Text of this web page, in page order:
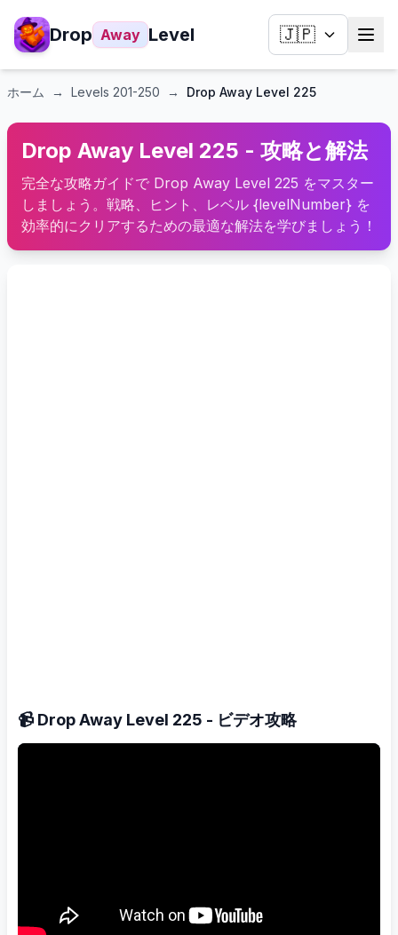
Drop Away Level 🇯🇵
ホーム → Levels 201-250 → Drop Away Level 225
Drop Away Level 225 - 攻略と解法
完全な攻略ガイドで Drop Away Level 225 をマスター
しましょう。戦略、ヒント、レベル {levelNumber} を
効率的にクリアするための最適な解法を学びましょう！
📹 Drop Away Level 225 - ビデオ攻略